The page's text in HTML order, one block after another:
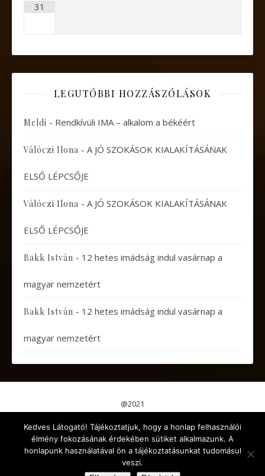
31
LEGUTÓBBI HOZZÁSZÓLÁSOK
Meldi - Rendkívüli IMA – alkalom a békéért
Válóczi Ilona - A JÓ SZOKÁSOK KIALAKÍTÁSÁNAK
ELSŐ LÉPCSŐJE
Válóczi Ilona - A JÓ SZOKÁSOK KIALAKÍTÁSÁNAK
ELSŐ LÉPCSŐJE
Bakk István - 12 hetes imádság indul vasárnap a
magyar nemzetért
Bakk István - 12 hetes imádság indul vasárnap a
magyar nemzetért
@2021
Aktuális események Érdekes cikkek Gyermekeknek
Kikapcsolódás
Egyéb
Kedves Látogató! Tájékoztatjuk, hogy a honlap felhasználói
élmény fokozásának érdekében sütiket alkalmazunk. A
honlapunk használatával ön a tájékoztatásunkat tudomásul
veszi.